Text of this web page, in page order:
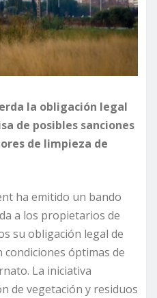
la obligación legal
de posibles sanciones
de limpieza de
ha emitido un bando
a los propietarios de
su obligación legal de
óptimas de
La iniciativa
de vegetación y residuos